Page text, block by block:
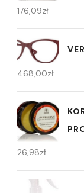
176,09zł
468,00zł
26,98zł